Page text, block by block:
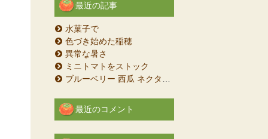
最近の記事
水菓子で
色づき始めた稲穂
異常な暑さ
ミニトマトをストック
ブルーベリー 西瓜 ネクタリン
最近のコメント